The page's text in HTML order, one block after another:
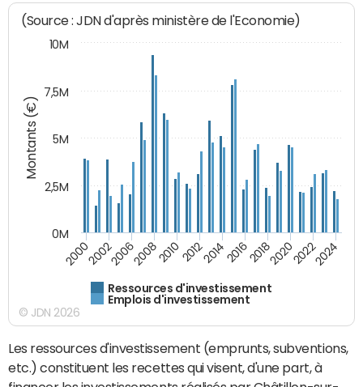
Montants (€)
(Source : JDN d'après ministère de l'Economie)
Ressources d'investissement
Emplois d'investissement
200020022006200820102012201420162018202020222024
0M
2,5M
5M
7,5M
10M
© JDN 2026
Les ressources d'investissement (emprunts, subventions,
etc.) constituent les recettes qui visent, d'une part, à